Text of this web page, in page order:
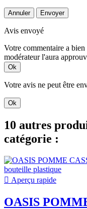
Annuler Envoyer
Avis envoyé
Votre commentaire a
modérateur l'aura
Ok
Votre avis ne peut être
Ok
10 autres
catégorie :
 Aperçu rapide
OASIS